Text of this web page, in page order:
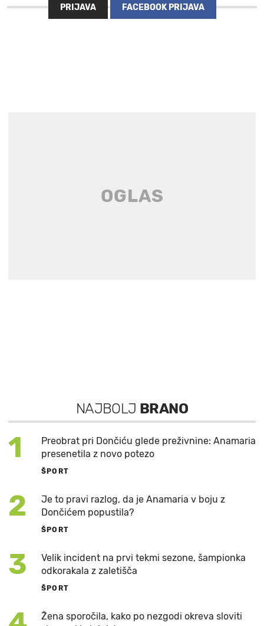
PRIJAVA FACEBOOK PRIJAVA
NAJBOLJ BRANO
1
Preobrat pri Dončiću glede preživnine: Anamaria
presenetila z novo potezo
ŠPORT
2
Je to pravi razlog, da je Anamaria v boju z
Dončićem popustila?
ŠPORT
3
Velik incident na prvi tekmi sezone, šampionka
odkorakala z zaletišča
ŠPORT
Žena sporočila, kako po nezgodi okreva sloviti